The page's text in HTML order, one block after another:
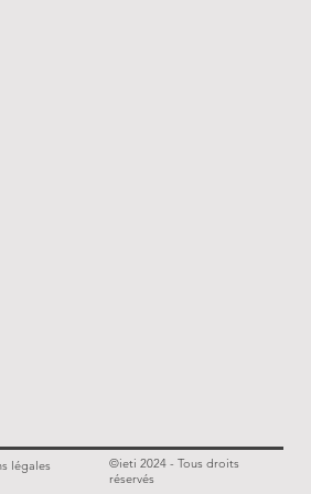
légales
©ieti 2024 - Tous droits
réservés